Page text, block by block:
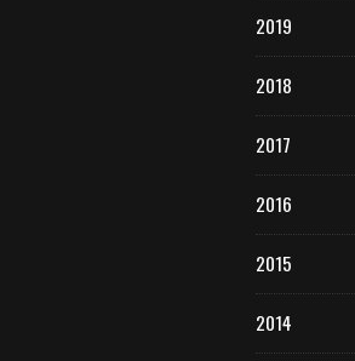
2019
2018
2017
2016
2015
2014